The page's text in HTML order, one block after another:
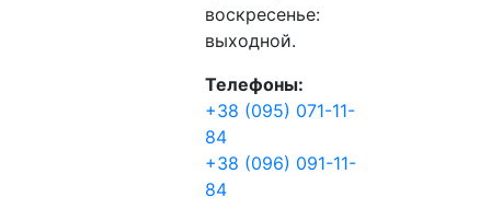
воскресенье:
выходной.
Телефоны:
+38 (095) 071-11-
84
+38 (096) 091-11-
84